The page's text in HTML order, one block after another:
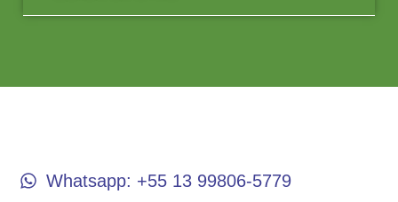
Whatsapp: +55 13 99806-5779